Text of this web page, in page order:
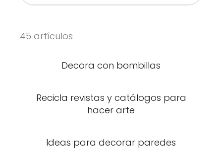
45 artículos
Decora con bombillas
Recicla revistas y catálogos para
hacer arte
Ideas para decorar paredes